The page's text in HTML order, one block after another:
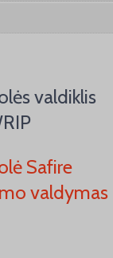
valdiklis
Safire
valdymas